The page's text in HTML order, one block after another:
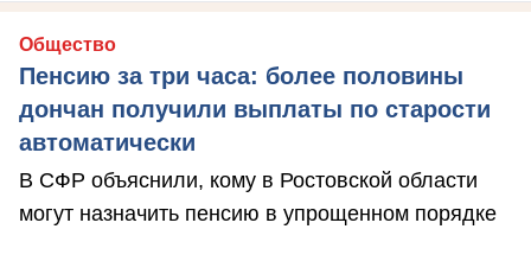
Общество
Пенсию за три часа: более половины
дончан получили выплаты по старости
автоматически
В СФР объяснили, кому в Ростовской области
могут назначить пенсию в упрощенном порядке